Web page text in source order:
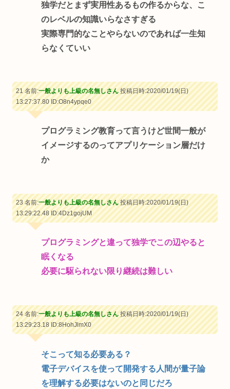
独学だとまず実用性あるもの作るからな、こ
のレベルの知識いらなさすぎる
実際専門的なことやらないのであれば一生知
らなくていい
21 名前:一般よりも上級の名無しさん投稿日時:2020/01/19(日)
13:27:37.80ID:O8n4ypqe0
プログラミング教育って言うけど世間一般が
イメージするのってアプリケーション層だけ
か
23 名前:一般よりも上級の名無しさん投稿日時:2020/01/19(日)
13:29:22.48ID:4Dz1gojUM
プログラミングと違って独学でこの辺やると
眠くなる
必要に駆られない限り継続は難しい
24 名前:一般よりも上級の名無しさん投稿日時:2020/01/19(日)
13:29:23.18ID:8HohJlmX0
そこって知る必要ある？
電子デバイスを使って開発する人間が量子論
を理解する必要はないのと同じだろ